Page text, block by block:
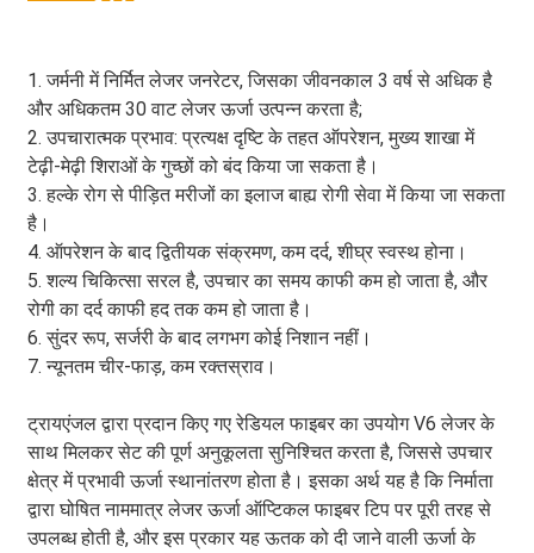
1. जर्मनी में निर्मित लेजर जनरेटर, जिसका जीवनकाल 3 वर्ष से अधिक है
और अधिकतम 30 वाट लेजर ऊर्जा उत्पन्न करता है;
2. उपचारात्मक प्रभाव: प्रत्यक्ष दृष्टि के तहत ऑपरेशन, मुख्य शाखा में
टेढ़ी-मेढ़ी शिराओं के गुच्छों को बंद किया जा सकता है।
3. हल्के रोग से पीड़ित मरीजों का इलाज बाह्य रोगी सेवा में किया जा सकता
है।
4. ऑपरेशन के बाद द्वितीयक संक्रमण, कम दर्द, शीघ्र स्वस्थ होना।
5. शल्य चिकित्सा सरल है, उपचार का समय काफी कम हो जाता है, और
रोगी का दर्द काफी हद तक कम हो जाता है।
6. सुंदर रूप, सर्जरी के बाद लगभग कोई निशान नहीं।
7. न्यूनतम चीर-फाड़, कम रक्तस्राव।
ट्रायएंजल द्वारा प्रदान किए गए रेडियल फाइबर का उपयोग V6 लेजर के
साथ मिलकर सेट की पूर्ण अनुकूलता सुनिश्चित करता है, जिससे उपचार
क्षेत्र में प्रभावी ऊर्जा स्थानांतरण होता है। इसका अर्थ यह है कि निर्माता
द्वारा घोषित नाममात्र लेजर ऊर्जा ऑप्टिकल फाइबर टिप पर पूरी तरह से
उपलब्ध होती है, और इस प्रकार यह ऊतक को दी जाने वाली ऊर्जा के